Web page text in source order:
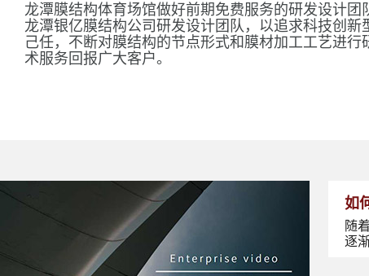
龙潭膜结构体育场馆做好前期免费服务的研发设计团
龙潭银亿膜结构公司研发设计团队，以追求科技创新
己任，不断对膜结构的节点形式和膜材加工工艺进行
术服务回报广大客户。
如
随
逐